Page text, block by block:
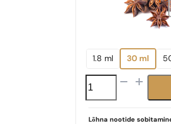
1.8 ml 30 ml
235
kogus
Lõhna nootide